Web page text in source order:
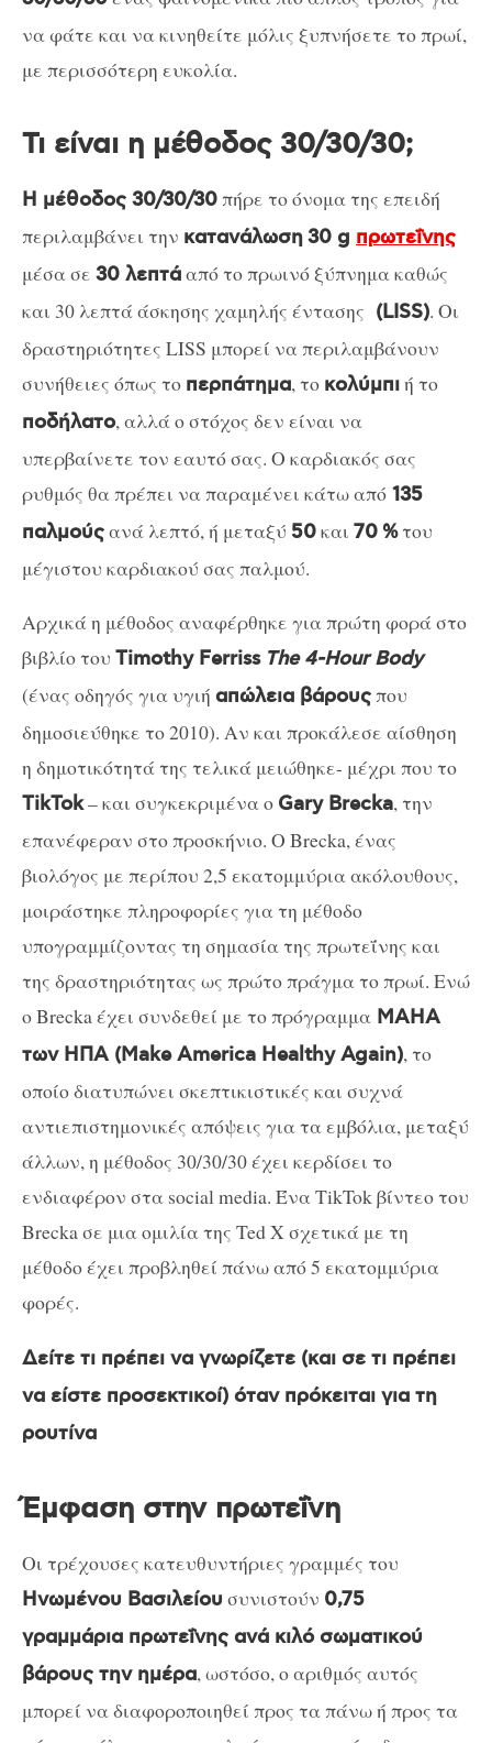
να φάτε και να κινηθείτε μόλις ξυπνήσετε το πρωί,
με περισσότερη ευκολία.
Τι είναι η μέθοδος 30/30/30;
Η μέθοδος 30/30/30πήρε το όνομα της επειδή
περιλαμβάνει την κατανάλωση30 g πρωτεΐνης
μέσα σε 30 λεπτάαπό το πρωινό ξύπνημα καθώς
και 30 λεπτά άσκησης χαμηλής έντασης (LISS). Οι
δραστηριότητες LISS μπορεί να περιλαμβάνουν
συνήθειες όπως το περπάτημα, το κολύμπιή το
ποδήλατο, αλλά ο στόχος δεν είναι να
υπερβαίνετε τον εαυτό σας. Ο καρδιακός σας
ρυθμός θα πρέπει να παραμένει κάτω από 135
παλμούςανά λεπτό, ή μεταξύ 50και 70 %του
μέγιστου καρδιακού σας παλμού.
Αρχικά η μέθοδος αναφέρθηκε για πρώτη φορά στο
βιβλίο του Timothy Ferriss The 4-Hour Body
(ένας οδηγός για υγιή απώλεια βάρουςπου
δημοσιεύθηκε το 2010). Αν και προκάλεσε αίσθηση
η δημοτικότητά της τελικά μειώθηκε- μέχρι που το
TikTok– και συγκεκριμένα ο Gary Brecka, την
επανέφεραν στο προσκήνιο. Ο Brecka, ένας
βιολόγος με περίπου 2,5 εκατομμύρια ακόλουθους,
μοιράστηκε πληροφορίες για τη μέθοδο
υπογραμμίζοντας τη σημασία της πρωτεΐνης και
της δραστηριότητας ως πρώτο πράγμα το πρωί. Ενώ
ο Brecka έχει συνδεθεί με το πρόγραμμα MAHA
των ΗΠΑ (Make America Healthy Again), το
οποίο διατυπώνει σκεπτικιστικές και συχνά
αντιεπιστημονικές απόψεις για τα εμβόλια, μεταξύ
άλλων, η μέθοδος 30/30/30 έχει κερδίσει το
ενδιαφέρον στα social media. Ένα TikTok βίντεο του
Brecka σε μια ομιλία της Ted X σχετικά με τη
μέθοδο έχει προβληθεί πάνω από 5 εκατομμύρια
φορές.
Δείτε τι πρέπει να γνωρίζετε (και σε τι πρέπει
να είστε προσεκτικοί) όταν πρόκειται για τη
ρουτίνα
Έμφαση στην πρωτεΐνη
Οι τρέχουσες κατευθυντήριες γραμμές του
Ηνωμένου Βασιλείου συνιστούν 0,75
γραμμάρια πρωτεΐνης ανά κιλό σωματικού
βάρους την ημέρα, ωστόσο, ο αριθμός αυτός
μπορεί να διαφοροποιηθεί προς τα πάνω ή προς τα